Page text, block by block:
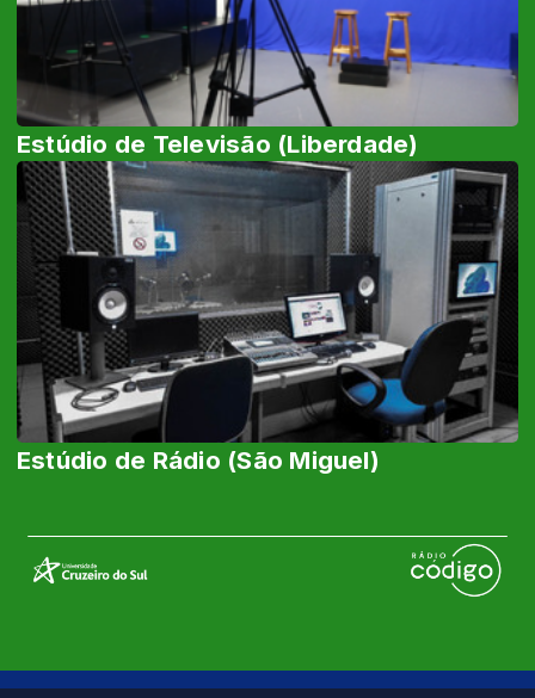
Estúdio de Televisão (Liberdade)
Estúdio de Rádio (São Miguel)